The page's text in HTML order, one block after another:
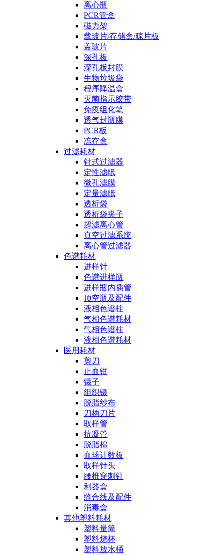
离心瓶
PCR管盒
磁力架
载玻片/存储盒/晾片板
盖玻片
深孔板
深孔板封膜
生物垃圾袋
程序降温盒
灭菌指示胶带
免疫组化笔
透气封瓶膜
PCR板
冻存盒
过滤耗材
针式过滤器
定性滤纸
微孔滤膜
定量滤纸
透析袋
透析袋夹子
超滤离心管
真空过滤系统
离心管过滤器
色谱耗材
进样针
色谱进样瓶
进样瓶内插管
顶空瓶及配件
液相色谱柱
气相色谱耗材
气相色谱柱
液相色谱耗材
医用耗材
剪刀
止血钳
镊子
组织镊
脱脂纱布
刀柄刀片
取样管
抗凝管
脱脂棉
血球计数板
取样针头
腰椎穿刺针
利器盒
缝合线及配件
消毒盒
其他塑料耗材
塑料量筒
塑料烧杯
塑料放水桶